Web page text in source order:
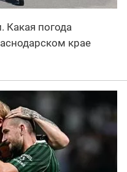
Какая погода
крае